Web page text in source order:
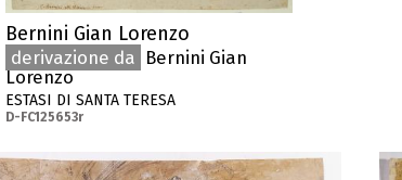
Bernini Gian Lorenzo
derivazione da Bernini Gian
Lorenzo
ESTASI DI SANTA TERESA
D-FC125653r